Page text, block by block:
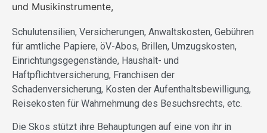
und Musikinstrumente,
Schulutensilien, Versicherungen, Anwaltskosten, Gebühren
für amtliche Papiere, öV-Abos, Brillen, Umzugskosten,
Einrichtungsgegenstände, Haushalt- und
Haftpflichtversicherung, Franchisen der
Schadenversicherung, Kosten der Aufenthaltsbewilligung,
Reisekosten für Wahrnehmung des Besuchsrechts, etc.
Die Skos stützt ihre Behauptungen auf eine von ihr in